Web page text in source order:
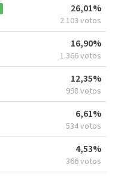
26,01%
2.103 votos
16,90%
1.366 votos
12,35%
998 votos
6,61%
534 votos
4,53%
366 votos